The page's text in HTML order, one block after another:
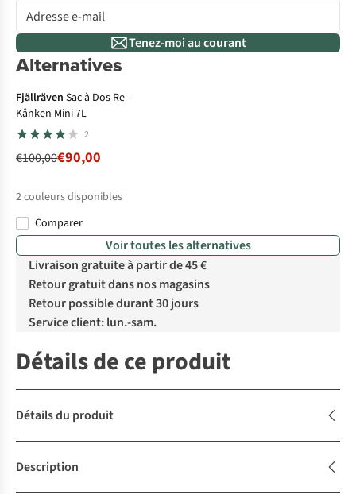
Tenez-moi au courant
Alternatives
-10%
Fjällräven Sac à Dos Re-
Kånken Mini 7L
2
€100,00€90,00
2couleurs disponibles
%
%
Comparer
Voir toutes les alternatives
Livraison gratuite à partir de 45 €
Retour gratuit dans nos magasins
Retour possible durant 30 jours
Service client: lun.-sam.
Détails de ce produit
Détails du produit
Description